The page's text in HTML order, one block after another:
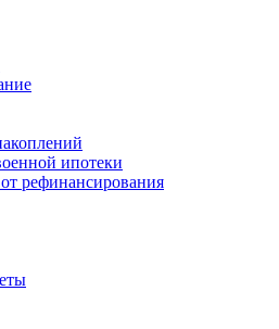
ипотеки
рефинансирования